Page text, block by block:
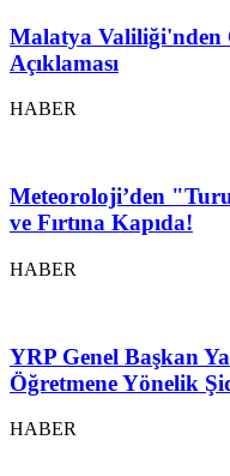
Malatya Valiliği'nden
Açıklaması
HABER
Meteoroloji’den
ve Fırtına Kapıda!
HABER
YRP Genel Başkan
Öğretmene Yönelik
HABER